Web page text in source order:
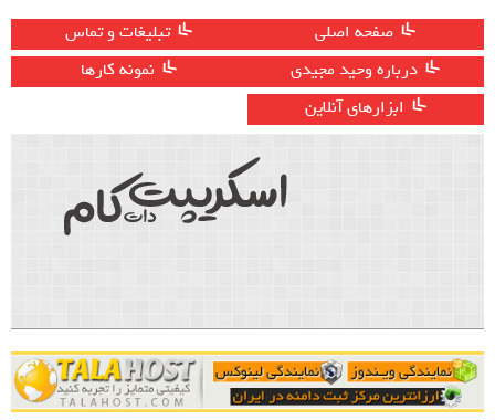
صفحه اصلی
تبلیغات و تماس
درباره وحید مجیدی
نمونه کارها
ابزارهای آنلاین